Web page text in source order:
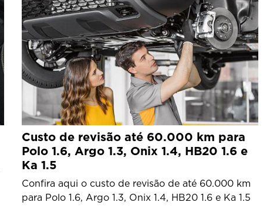
Custo de revisão até 60.000 km para
Polo 1.6, Argo 1.3, Onix 1.4, HB20 1.6 e
Ka 1.5
Confira aqui o custo de revisão de até 60.000 km
para Polo 1.6, Argo 1.3, Onix 1.4, HB20 1.6 e Ka 1.5